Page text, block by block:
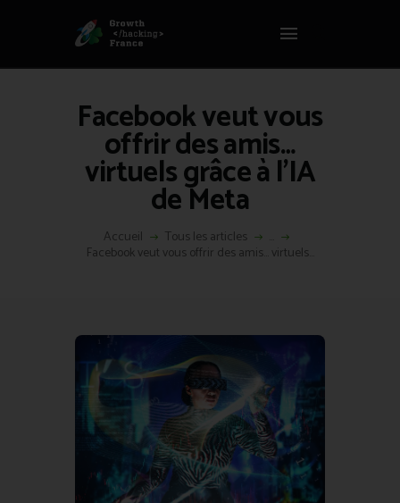
Facebook veut vous
offrir des amis…
virtuels grâce à l’IA
de Meta
Accueil Tous les articles
Facebook veut vous offrir des amis… virtuels...
GROWTH HACKING FRANCE
ACCUEIL
HACKS
VOUS ÊTES ?
RESSOURCES
L’AGENCE
ÉTHIQUE